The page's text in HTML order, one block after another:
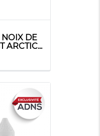
DE
ARCTIC...